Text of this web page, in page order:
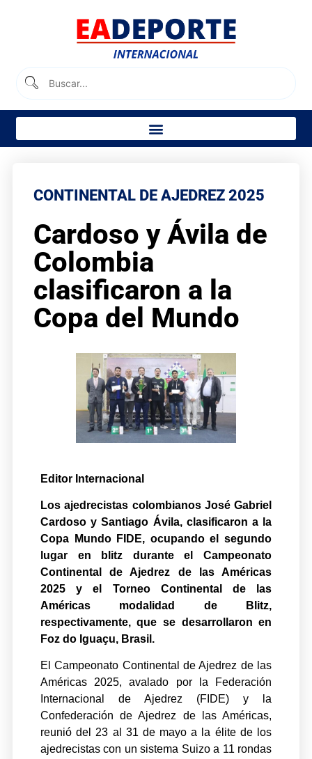
CONTINENTAL DE AJEDREZ 2025
Cardoso y Ávila de
Colombia
clasificaron a la
Copa del Mundo
Editor Internacional
Los ajedrecistas colombianos José Gabriel
Cardoso y Santiago Ávila, clasificaron a la
Copa Mundo FIDE, ocupando el segundo
lugar en blitz durante el Campeonato
Continental de Ajedrez de las Américas
2025 y el Torneo Continental de las
Américas modalidad de Blitz,
respectivamente, que se desarrollaron en
Foz do Iguaçu, Brasil.
El Campeonato Continental de Ajedrez de las
Américas 2025, avalado por la Federación
Internacional de Ajedrez (FIDE) y la
Confederación de Ajedrez de las Américas,
reunió del 23 al 31 de mayo a la élite de los
ajedrecistas con un sistema Suizo a 11 rondas